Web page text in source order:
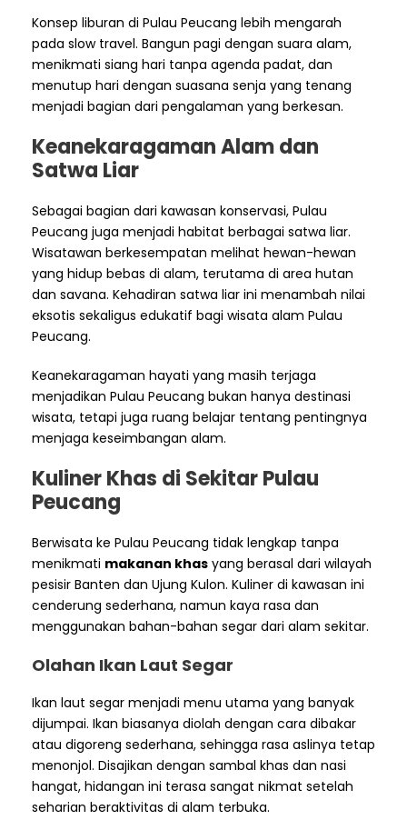
Konsep liburan di Pulau Peucang lebih mengarah
pada slow travel. Bangun pagi dengan suara alam,
menikmati siang hari tanpa agenda padat, dan
menutup hari dengan suasana senja yang tenang
menjadi bagian dari pengalaman yang berkesan.
Keanekaragaman Alam dan
Satwa Liar
Sebagai bagian dari kawasan konservasi, Pulau
Peucang juga menjadi habitat berbagai satwa liar.
Wisatawan berkesempatan melihat hewan-hewan
yang hidup bebas di alam, terutama di area hutan
dan savana. Kehadiran satwa liar ini menambah nilai
eksotis sekaligus edukatif bagi wisata alam Pulau
Peucang.
Keanekaragaman hayati yang masih terjaga
menjadikan Pulau Peucang bukan hanya destinasi
wisata, tetapi juga ruang belajar tentang pentingnya
menjaga keseimbangan alam.
Kuliner Khas di Sekitar Pulau
Peucang
Berwisata ke Pulau Peucang tidak lengkap tanpa
menikmati makanan khas yang berasal dari wilayah
pesisir Banten dan Ujung Kulon. Kuliner di kawasan ini
cenderung sederhana, namun kaya rasa dan
menggunakan bahan-bahan segar dari alam sekitar.
Olahan Ikan Laut Segar
Ikan laut segar menjadi menu utama yang banyak
dijumpai. Ikan biasanya diolah dengan cara dibakar
atau digoreng sederhana, sehingga rasa aslinya tetap
menonjol. Disajikan dengan sambal khas dan nasi
hangat, hidangan ini terasa sangat nikmat setelah
seharian beraktivitas di alam terbuka.